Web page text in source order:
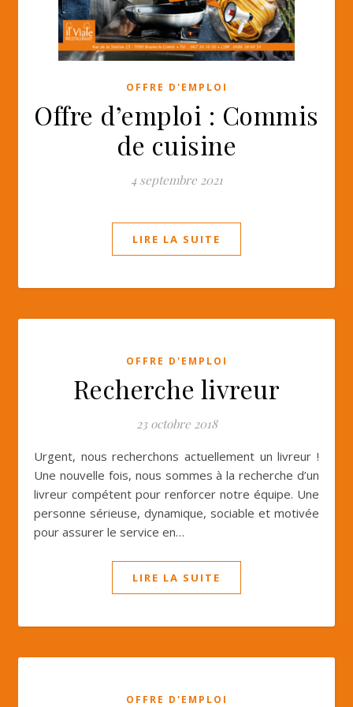
OFFRE D'EMPLOI
Offre d’emploi : Commis
de cuisine
4 septembre 2021
LIRE LA SUITE
OFFRE D'EMPLOI
Recherche livreur
23 octobre 2018
Urgent, nous recherchons actuellement un livreur !
Une nouvelle fois, nous sommes à la recherche d’un
livreur compétent pour renforcer notre équipe. Une
personne sérieuse, dynamique, sociable et motivée
pour assurer le service en…
LIRE LA SUITE
OFFRE D'EMPLOI